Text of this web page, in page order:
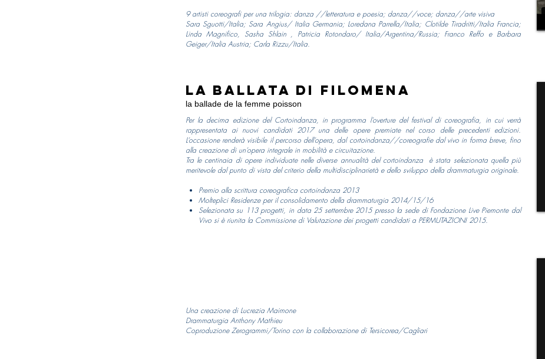
9 artisti coreografi per una trilogia: danza //letteratura e poesia; danza//voce; danza//arte visiva
Sara Sguotti/Italia; Sara Angius/ Italia Germania; Loredana Parrella/Italia; Clotilde Tiradritti/Italia Francia;
Linda Magnifico, Sasha Shlain , Patricia Rotondaro/ Italia/Argentina/Russia; Franco Reffo e Barbara
Geiger/Italia Austria; Carla Rizzu/Italia.
La ballata di Filomena
la ballade de la femme poisson
Per la decima edizione del Cortoindanza, in programma l’overture del festival di coreografia, in cui verrà
rappresentata ai nuovi candidati 2017 una delle opere premiate nel corso delle precedenti edizioni.
L’occasione renderà visibile il percorso dell’opera, dal cortoindanza//coreografie dal vivo in forma breve, fino
alla creazione di un’opera integrale in mobilità e circuitazione.
Tra le centinaia di opere individuate nelle diverse annualità del cortoindanza è stata selezionata quella più
meritevole dal punto di vista del criterio della multidisciplinarietà e dello sviluppo della drammaturgia originale.
Premio alla scrittura coreografica cortoindanza 2013
Molteplici Residenze per il consolidamento della drammaturgia 2014/15/16
Selezionata su 113 progetti, in data 25 settembre 2015 presso la sede di Fondazione Live Piemonte dal
Vivo si è riunita la Commissione di Valutazione dei progetti candidati a PERMUTAZIONI 2015.
Una creazione di Lucrezia Maimone
Drammaturgia Anthony Mathieu
Coproduzione Zerogrammi/Torino con la collaborazione di Tersicorea/Cagliari